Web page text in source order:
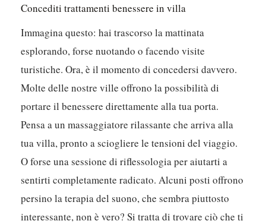
Concediti trattamenti benessere in villa
Immagina questo: hai trascorso la mattinata
esplorando, forse nuotando o facendo visite
turistiche. Ora, è il momento di concedersi davvero.
Molte delle nostre ville offrono la possibilità di
portare il benessere direttamente alla tua porta.
Pensa a un massaggiatore rilassante che arriva alla
tua villa, pronto a sciogliere le tensioni del viaggio.
O forse una sessione di riflessologia per aiutarti a
sentirti completamente radicato. Alcuni posti offrono
persino la terapia del suono, che sembra piuttosto
interessante, non è vero? Si tratta di trovare ciò che ti